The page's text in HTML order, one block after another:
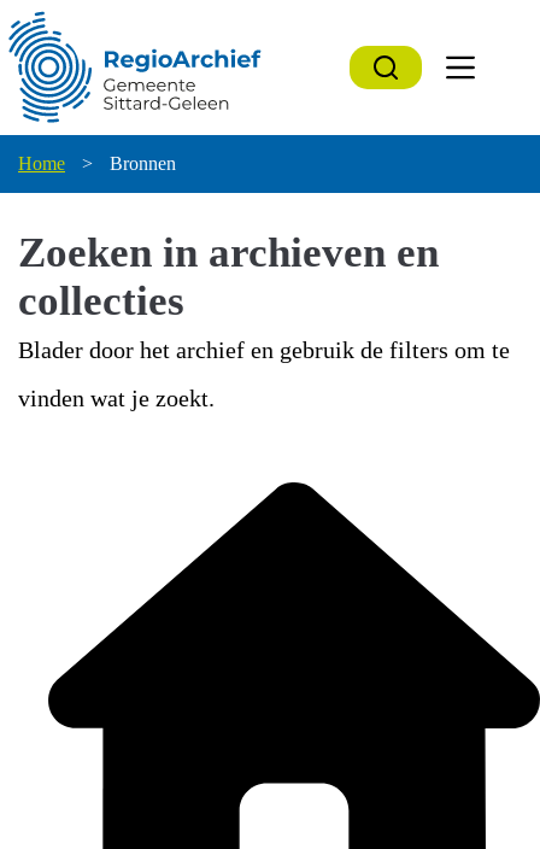
naar
de
inhoud
Home > Bronnen
Zoeken in archieven en
collecties
Blader door het archief en gebruik de filters om te
vinden wat je zoekt.